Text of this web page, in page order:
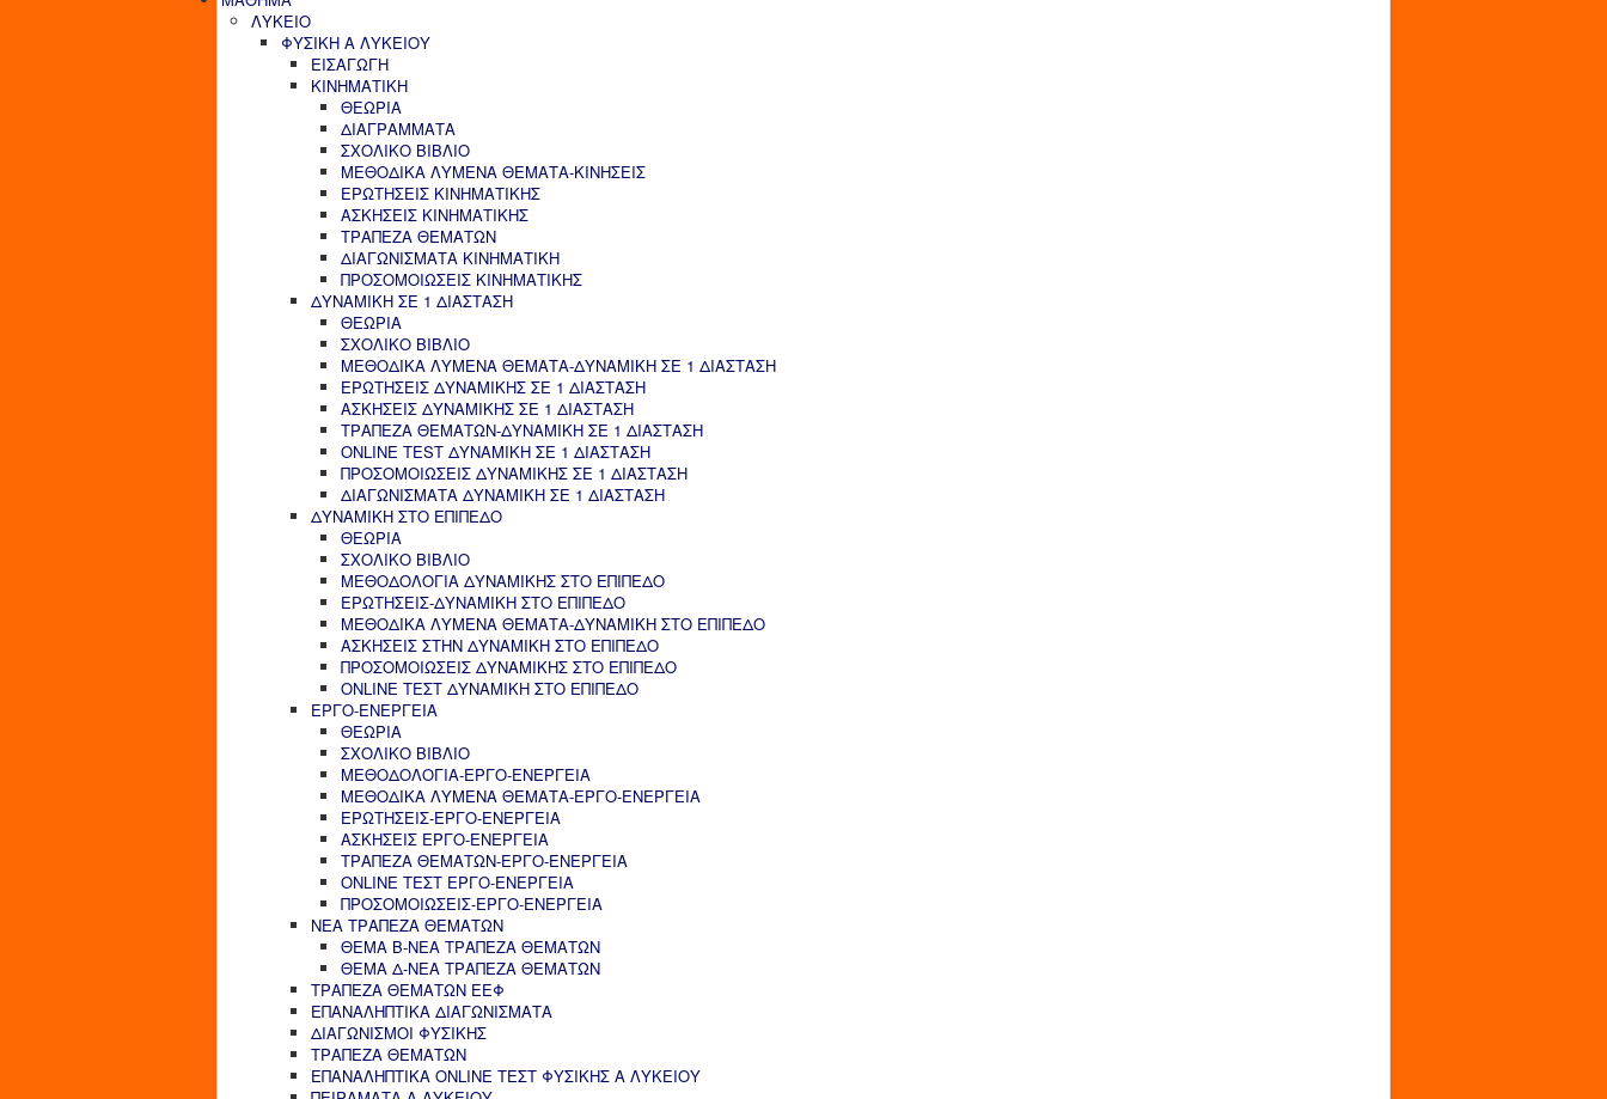
ΛΥΚΕΙΟ
ΦΥΣΙΚΗ Α ΛΥΚΕΙΟΥ
ΕΙΣΑΓΩΓΗ
ΚΙΝΗΜΑΤΙΚΗ
ΘΕΩΡΙΑ
ΔΙΑΓΡΑΜΜΑΤΑ
ΣΧΟΛΙΚΟ ΒΙΒΛΙΟ
ΜΕΘΟΔΙΚΑ ΛΥΜΕΝΑ ΘΕΜΑΤΑ-ΚΙΝΗΣΕΙΣ
ΕΡΩΤΗΣΕΙΣ ΚΙΝΗΜΑΤΙΚΗΣ
ΑΣΚΗΣΕΙΣ ΚΙΝΗΜΑΤΙΚΗΣ
ΤΡΑΠΕΖΑ ΘΕΜΑΤΩΝ
ΔΙΑΓΩΝΙΣΜΑΤΑ ΚΙΝΗΜΑΤΙΚΗ
ΠΡΟΣΟΜΟΙΩΣΕΙΣ ΚΙΝΗΜΑΤΙΚΗΣ
ΔΥΝΑΜΙΚΗ ΣΕ 1 ΔΙΑΣΤΑΣΗ
ΘΕΩΡΙΑ
ΣΧΟΛΙΚΟ ΒΙΒΛΙΟ
ΜΕΘΟΔΙΚΑ ΛΥΜΕΝΑ ΘΕΜΑΤΑ-ΔΥΝΑΜΙΚΗ ΣΕ 1 ΔΙΑΣΤΑΣΗ
ΕΡΩΤΗΣΕΙΣ ΔΥΝΑΜΙΚΗΣ ΣΕ 1 ΔΙΑΣΤΑΣΗ
ΑΣΚΗΣΕΙΣ ΔΥΝΑΜΙΚΗΣ ΣΕ 1 ΔΙΑΣΤΑΣΗ
ΤΡΑΠΕΖΑ ΘΕΜΑΤΩΝ-ΔΥΝΑΜΙΚΗ ΣΕ 1 ΔΙΑΣΤΑΣΗ
ONLINE TEST ΔΥΝΑΜΙΚΗ ΣΕ 1 ΔΙΑΣΤΑΣΗ
ΠΡΟΣΟΜΟΙΩΣΕΙΣ ΔΥΝΑΜΙΚΗΣ ΣΕ 1 ΔΙΑΣΤΑΣΗ
ΔΙΑΓΩΝΙΣΜΑΤΑ ΔΥΝΑΜΙΚΗ ΣΕ 1 ΔΙΑΣΤΑΣΗ
ΔΥΝΑΜΙΚΗ ΣΤΟ ΕΠΙΠΕΔΟ
ΘΕΩΡΙΑ
ΣΧΟΛΙΚΟ ΒΙΒΛΙΟ
ΜΕΘΟΔΟΛΟΓΙΑ ΔΥΝΑΜΙΚΗΣ ΣΤΟ ΕΠΙΠΕΔΟ
ΕΡΩΤΗΣΕΙΣ-ΔΥΝΑΜΙΚΗ ΣΤΟ ΕΠΙΠΕΔΟ
ΜΕΘΟΔΙΚΑ ΛΥΜΕΝΑ ΘΕΜΑΤΑ-ΔΥΝΑΜΙΚΗ ΣΤΟ ΕΠΙΠΕΔΟ
ΑΣΚΗΣΕΙΣ ΣΤΗΝ ΔΥΝΑΜΙΚΗ ΣΤΟ ΕΠΙΠΕΔΟ
ΠΡΟΣΟΜΟΙΩΣΕΙΣ ΔΥΝΑΜΙΚΗΣ ΣΤΟ ΕΠΙΠΕΔΟ
ONLINE ΤΕΣΤ ΔΥΝΑΜΙΚΗ ΣΤΟ ΕΠΙΠΕΔΟ
ΕΡΓΟ-ΕΝΕΡΓΕΙΑ
ΘΕΩΡΙΑ
ΣΧΟΛΙΚΟ ΒΙΒΛΙΟ
ΜΕΘΟΔΟΛΟΓΙΑ-ΕΡΓΟ-ΕΝΕΡΓΕΙΑ
ΜΕΘΟΔΙΚΑ ΛΥΜΕΝΑ ΘΕΜΑΤΑ-ΕΡΓΟ-ΕΝΕΡΓΕΙΑ
ΕΡΩΤΗΣΕΙΣ-ΕΡΓΟ-ΕΝΕΡΓΕΙΑ
ΑΣΚΗΣΕΙΣ ΕΡΓΟ-ΕΝΕΡΓΕΙΑ
ΤΡΑΠΕΖΑ ΘΕΜΑΤΩΝ-ΕΡΓΟ-ΕΝΕΡΓΕΙΑ
ONLINE ΤΕΣΤ ΕΡΓΟ-ΕΝΕΡΓΕΙΑ
ΠΡΟΣΟΜΟΙΩΣΕΙΣ-ΕΡΓΟ-ΕΝΕΡΓΕΙΑ
ΝΕΑ ΤΡΑΠΕΖΑ ΘΕΜΑΤΩΝ
ΘΕΜΑ Β-ΝΕΑ ΤΡΑΠΕΖΑ ΘΕΜΑΤΩΝ
ΘΕΜΑ Δ-ΝΕΑ ΤΡΑΠΕΖΑ ΘΕΜΑΤΩΝ
ΤΡΑΠΕΖΑ ΘΕΜΑΤΩΝ ΕΕΦ
ΕΠΑΝΑΛΗΠΤΙΚΑ ΔΙΑΓΩΝΙΣΜΑΤΑ
ΔΙΑΓΩΝΙΣΜΟΙ ΦΥΣΙΚΗΣ
ΤΡΑΠΕΖΑ ΘΕΜΑΤΩΝ
ΕΠΑΝΑΛΗΠΤΙΚΑ ONLINE ΤΕΣΤ ΦΥΣΙΚΗΣ Α ΛΥΚΕΙΟΥ